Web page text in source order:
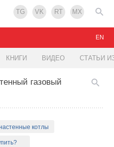
TG VK RT MX
КНИГИ ВИДЕО СТАТЬИ
EN
газовый
котлы